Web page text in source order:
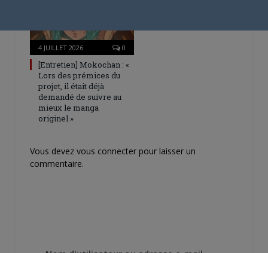
4 JUILLET 2026 0
[Entretien] Mokochan : «
Lors des prémices du
projet, il était déjà
demandé de suivre au
mieux le manga
originel.»
Vous devez vous connecter pour laisser un
commentaire.